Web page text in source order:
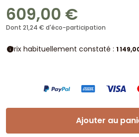
609,00 €
Dont 21,24 € d'éco-participation
infoPrix habituellement constaté : 1
Ajouter au